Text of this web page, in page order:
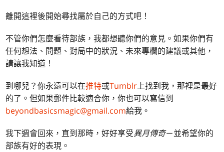
離開這裡後開始尋找屬於自己的方式吧！
不管你們怎麼看待部族，我都想聽你們的意見。如果你們有
任何想法、問題、對局中的狀況、未來專欄的建議或其他，
請讓我知道！
到哪兒？你永遠可以在推特或Tumblr上找到我，那裡是最好
的了。但如果郵件比較適合你，你也可以寫信到
beyondbasicsmagic@gmail.com給我。
我下週會回來，直到那時，好好享受異月傳奇－並希望你的
部族有好的表現。